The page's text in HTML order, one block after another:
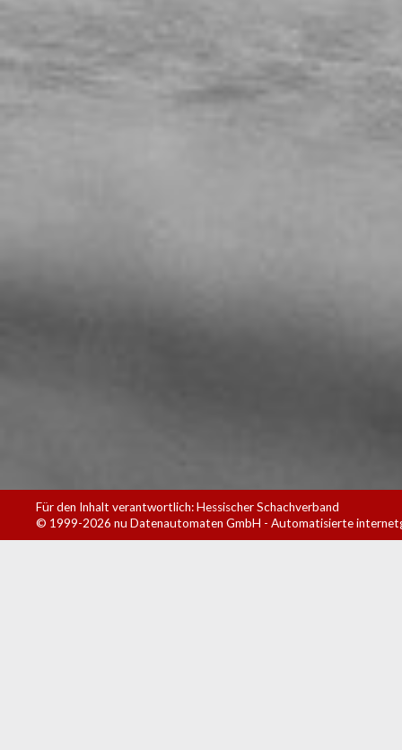
Für den Inhalt verantwortlich: Hessischer Schachverband
© 1999-2026 nu Datenautomaten GmbH - Automatisierte